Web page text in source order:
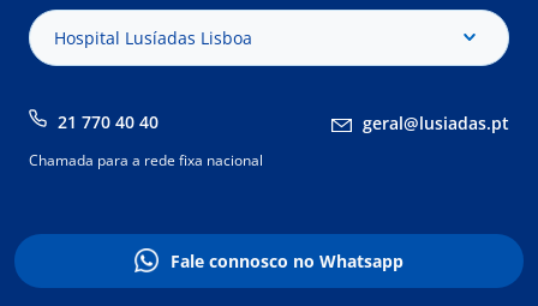
Hospital Lusíadas Lisboa
21 770 40 40 geral@lusiadas.pt
Chamada para a rede fixa nacional
Fale connosco no Whatsapp